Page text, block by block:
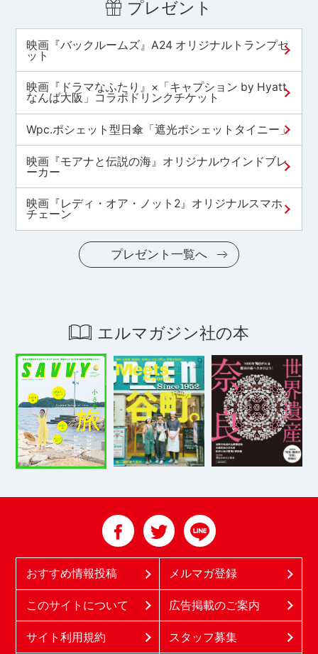
プレゼント
映画『バックルームズ』A24 オリジナルトランプセ
ット
映画『ドラマなふたり』×「キャプション by Hyatt
なんば大阪」コラボドリンクチケット
Wpc.ポシェット型日傘「遮光ポシェットタイニー」
映画『モアナと伝説の海』オリジナルウインドブレ
ーカー
映画『レディ・オア・ノット2』オリジナルスマホ
チェーン
プレゼント一覧へ
エルマガジン社の本
おすすめ情報投稿 メルマガ登録
このサイトについて 広告掲載のご案内
サイト利用規約 スタッフ募集